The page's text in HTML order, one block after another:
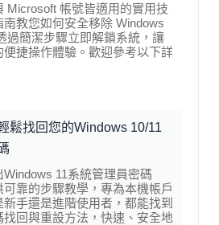
Microsoft 帳號皆適用的實用技
教您如何安全移除 Windows
過簡潔步驟立即解鎖系統，讓
捷操作體驗。歡迎參考以下詳
鬆找回您的Windows 10/11
11系統管理員密碼
可靠的步驟教學，專為本機帳戶
手還是進階使用者，都能找到
找回與重設方法，快速、安全地